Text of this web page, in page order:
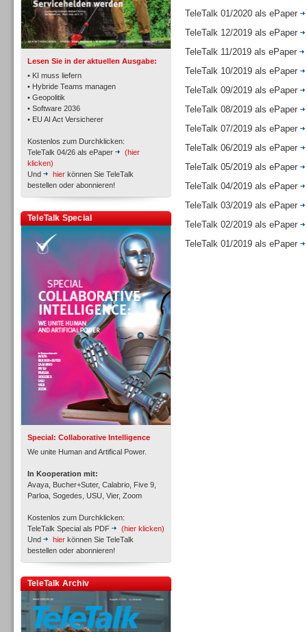
Lesen Sie in der aktuellen Ausgabe:
• KI muss liefern
• Hybride Teams managen
• Geopolitik
• Software 2036
• EU AI Act Versicherer
Kostenlos zum Durchklicken:
TeleTalk 04/26 als ePaper
(hier
klicken)
Und
hier können Sie TeleTalk
bestellen oder abonnieren!
TeleTalk Special
Special: Collaborative Intelligence
We unite Human and Artifical Power.
In Kooperation mit:
Avaya, Bucher+Suter, Calabrio, Five 9,
Parloa, Sogedes, USU, Vier, Zoom
Kostenlos zum Durchklicken:
TeleTalk Special als PDF
(hier klicken)
Und
hier können Sie TeleTalk
bestellen oder abonnieren!
TeleTalk Archiv
TK- und ACD-Systeme
Workforce-Management
Personal
Inbound
Inbound
TeleTalk 01/2020 als ePaper
TeleTalk 12/2019 als ePaper
TeleTalk 11/2019 als ePaper
TeleTalk 10/2019 als ePaper
TeleTalk 09/2019 als ePaper
TeleTalk 08/2019 als ePaper
TeleTalk 07/2019 als ePaper
TeleTalk 06/2019 als ePaper
TeleTalk 05/2019 als ePaper
TeleTalk 04/2019 als ePaper
TeleTalk 03/2019 als ePaper
TeleTalk 02/2019 als ePaper
TeleTalk 01/2019 als ePaper